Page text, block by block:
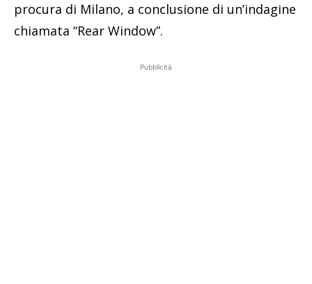
procura di Milano, a conclusione di un’indagine
chiamata “Rear Window”.
Pubblicità